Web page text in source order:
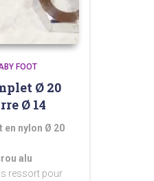
FOOT
Ø 20
Ø 14
en nylon Ø 20
alu
ressort pour